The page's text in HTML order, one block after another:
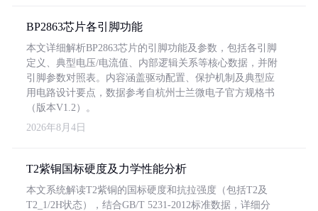
BP2863芯片各引脚功能
本文详细解析BP2863芯片的引脚功能及参数，包括各引脚
定义、典型电压/电流值、内部逻辑关系等核心数据，并附
引脚参数对照表。内容涵盖驱动配置、保护机制及典型应
用电路设计要点，数据参考自杭州士兰微电子官方规格书
（版本V1.2）。
2026年8月4日
T2紫铜国标硬度及力学性能分析
本文系统解读T2紫铜的国标硬度和抗拉强度（包括T2及
T2_1/2H状态），结合GB/T 5231-2012标准数据，详细分